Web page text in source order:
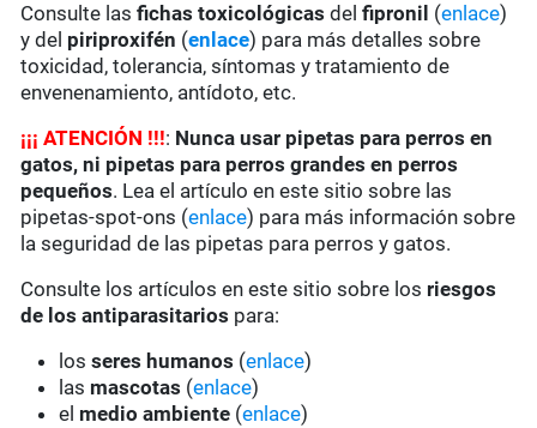
Consulte lasfichas toxicológicas delfipronil (enlace)
y del piriproxifén (enlace) para más detalles sobre
toxicidad, tolerancia, síntomas y tratamiento de
envenenamiento, antídoto, etc.
¡¡¡ATENCIÓN !!!: Nunca usar pipetas para perros en
gatos, ni pipetas para perros grandes en perros
pequeños. Lea el artículo en este sitio sobre las
pipetas-spot-ons (enlace) para más información sobre
la seguridad de las pipetas para perros y gatos.
Consulte los artículos en este sitio sobre los riesgos
de los antiparasitarios para:
losseres humanos (enlace)
las mascotas (enlace)
el medio ambiente (enlace)